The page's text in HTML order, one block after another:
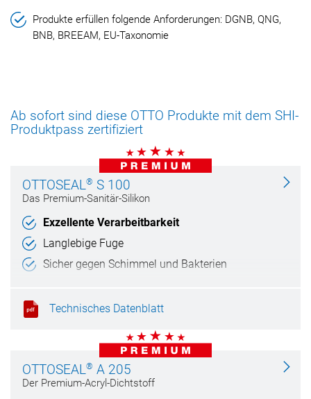
Produkte erfüllen folgende Anforderungen: DGNB, QNG,
BNB, BREEAM, EU-Taxonomie
Ab sofort sind diese OTTO Produkte mit dem SHI-
Produktpass zertifiziert
OTTOSEAL® S 100
Das Premium-Sanitär-Silikon
Exzellente Verarbeitbarkeit
Langlebige Fuge
Sicher gegen Schimmel und Bakterien
Technisches Datenblatt
OTTOSEAL® A 205
Der Premium-Acryl-Dichtstoff